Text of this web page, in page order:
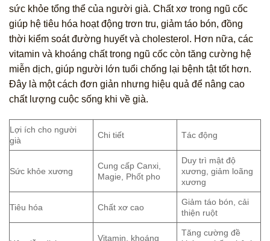
sức khỏe tổng thể của người già. Chất xơ trong ngũ cốc
giúp hệ tiêu hóa hoạt động trơn tru, giảm táo bón, đồng
thời kiểm soát đường huyết và cholesterol. Hơn nữa, các
vitamin và khoáng chất trong ngũ cốc còn tăng cường hệ
miễn dịch, giúp người lớn tuổi chống lại bệnh tật tốt hơn.
Đây là một cách đơn giản nhưng hiệu quả để nâng cao
chất lượng cuộc sống khi về già.
Lợi ích cho người
già
Chi tiết Tác động
Sức khỏe xương
Cung cấp Canxi,
Magie, Phốt pho
Duy trì mật độ
xương, giảm loãng
xương
Tiêu hóa Chất xơ cao
Giảm táo bón, cải
thiện ruột
Vitamin, khoáng
Tăng cường đề